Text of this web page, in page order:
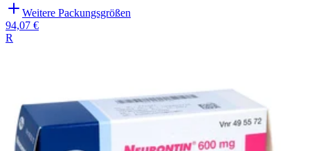
Weitere Packungsgrößen
94,07 €
R